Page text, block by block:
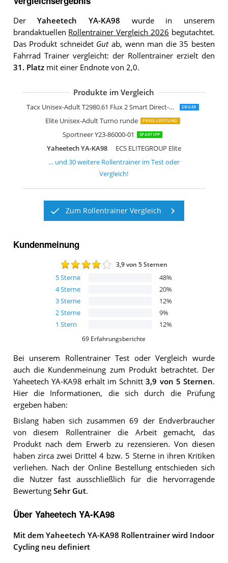
DerYaheetech YA-KA98 wurde in unserem
brandaktuellen Rollentrainer Vergleich 2026 begutachtet.
Das Produkt schneidet Gutab, wenn man die 35 besten
Fahrrad Trainer vergleicht: der Rollentrainer erzielt den
31. Platzmit einer Endnote von 2,0.
Produkte im Vergleich
Tacx Unisex-Adult T2980.61 Flux 2 Smart Direct-Drive Trainer SIEGER
Elite Unisex-Adult Turno runde PREIS-LEISTUNG
Sportneer Y23-86000-01 SPARTIPP
Yaheetech YA-KA98 ECS ELITEGROUP Elite
Saris Unisex-Adult H3 Direct Drive
Tacx Fahrrad NEO Smart T-2800
Tacx Vortex Smart
Feedback Sports Omnium Trainer
Tacx Galaxia
Unbekannt Elite Rollentrainer Quick-
Elite Rollentrainer Arion FA003510038
Elite Novo Mag Speed 111303
eLITe Cubo Power E306
Elite Trainer Novo Force Pack
Unbekannt Elite Unisex
Tacx Rollentrainer Antares T1000
ECS ELITEGROUP Elite Unisex
Tacx Boost Bundle Indoor-Trainer
Relaxdays 10018322
Relaxdays Unisex Erwachsene
Tacx i-Genius Multiplayer T-2010
Ultrasport 3.309E+11
CXWXC Fahrrad Rollentrainer
Relaxdays Rollentrainer Fahrrad
… und 30weitere Rollentrainerim Test oder
Vergleich!
Zum Rollentrainer Vergleich
Kundenmeinung
3,9von 5 Sternen
5Sterne 48%
4Sterne 20%
3Sterne 12%
2Sterne 9%
1 Stern 12%
69 Erfahrungsberichte
Bei unserem RollentrainerTest oder Vergleich wurde
auch die Kundenmeinung zum Produkt betrachtet. Der
Yaheetech YA-KA98 erhält im Schnitt3,9 von 5 Sternen.
Hier die Informationen, die sich durch die Prüfung
ergeben haben:
Bislang haben sich zusammen 69 der Endverbraucher
von diesem Rollentrainer die Arbeit gemacht, das
Produkt nach dem Erwerb zu rezensieren. Von diesen
haben zirca zwei Drittel 4 bzw. 5 Sterne in ihren Kritiken
verliehen. Nach der Online Bestellung entschieden sich
die Nutzer fast ausschließlich für die hervorragende
Bewertung Sehr Gut.
Über Yaheetech YA-KA98
Mit dem Yaheetech YA-KA98 Rollentrainer wird Indoor
Cycling neu definiert